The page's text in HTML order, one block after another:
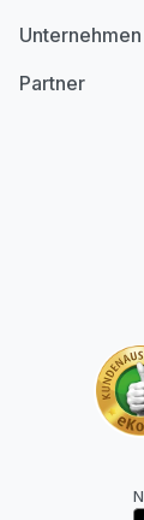
Unternehmen
Partner